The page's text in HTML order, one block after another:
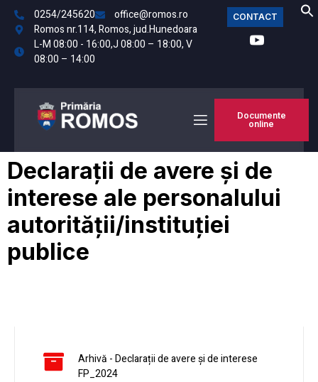
0254/245620
office@romos.ro
Romos nr.114, Romos, jud.Hunedoara
L-M 08:00 - 16:00,J 08:00 – 18:00, V
08:00 – 14:00
CONTACT
Documente
online
Declarații de avere și de
interese ale personalului
autorității/instituției
publice
Arhivă - Declarații de avere și de interese
FP_2024